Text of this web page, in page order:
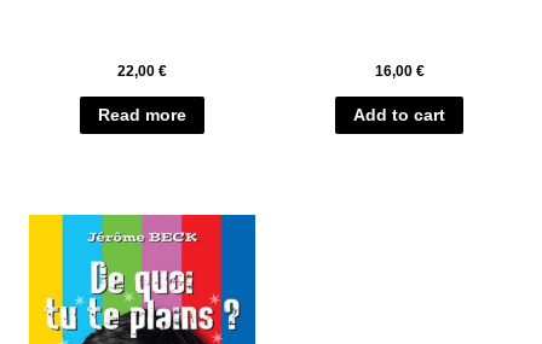
22,00€
Read more
16,00 €
Add to cart